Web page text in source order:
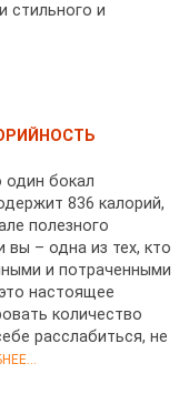
стильного и
один бокал
836 калорий,
полезного
вы – одна из тех, кто
и потраченными
настоящее
количество
расслабиться, не